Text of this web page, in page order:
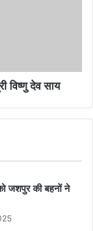
विष्णु देव साय
जशपुर की बहनों ने